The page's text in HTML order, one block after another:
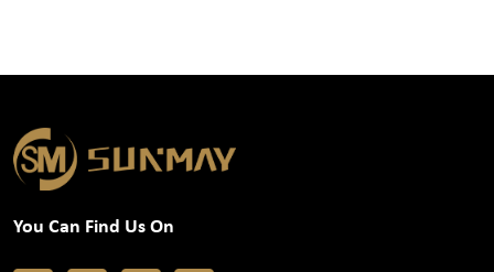
You Can Find Us On